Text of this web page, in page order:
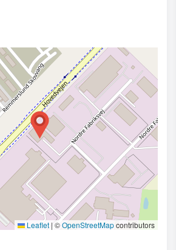
Leaflet | ©OpenStreetMapcontributors